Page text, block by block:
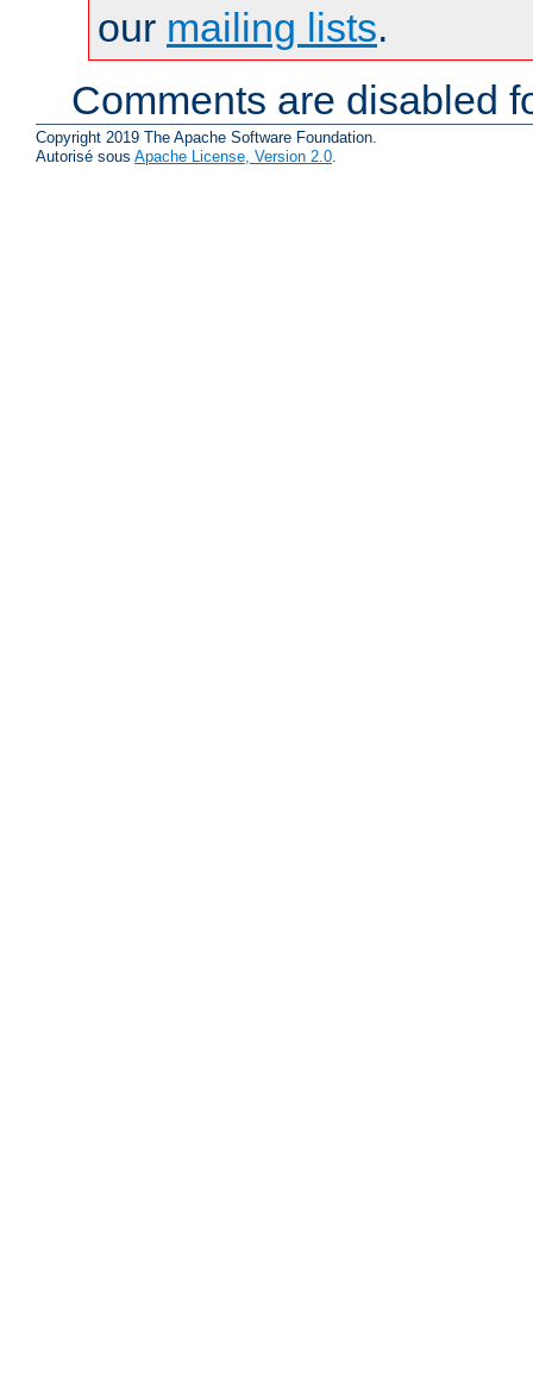
our mailing lists.
Comments are disabled
Copyright 2019 The Apache Software Foundation.
Autorisé sous Apache License, Version 2.0